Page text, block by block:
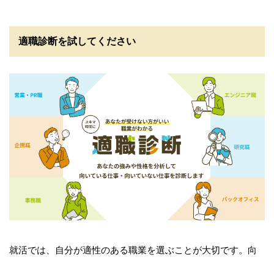
適職診断を試してください
就活では、自分が適性のある職業を選ぶことが大切です。向